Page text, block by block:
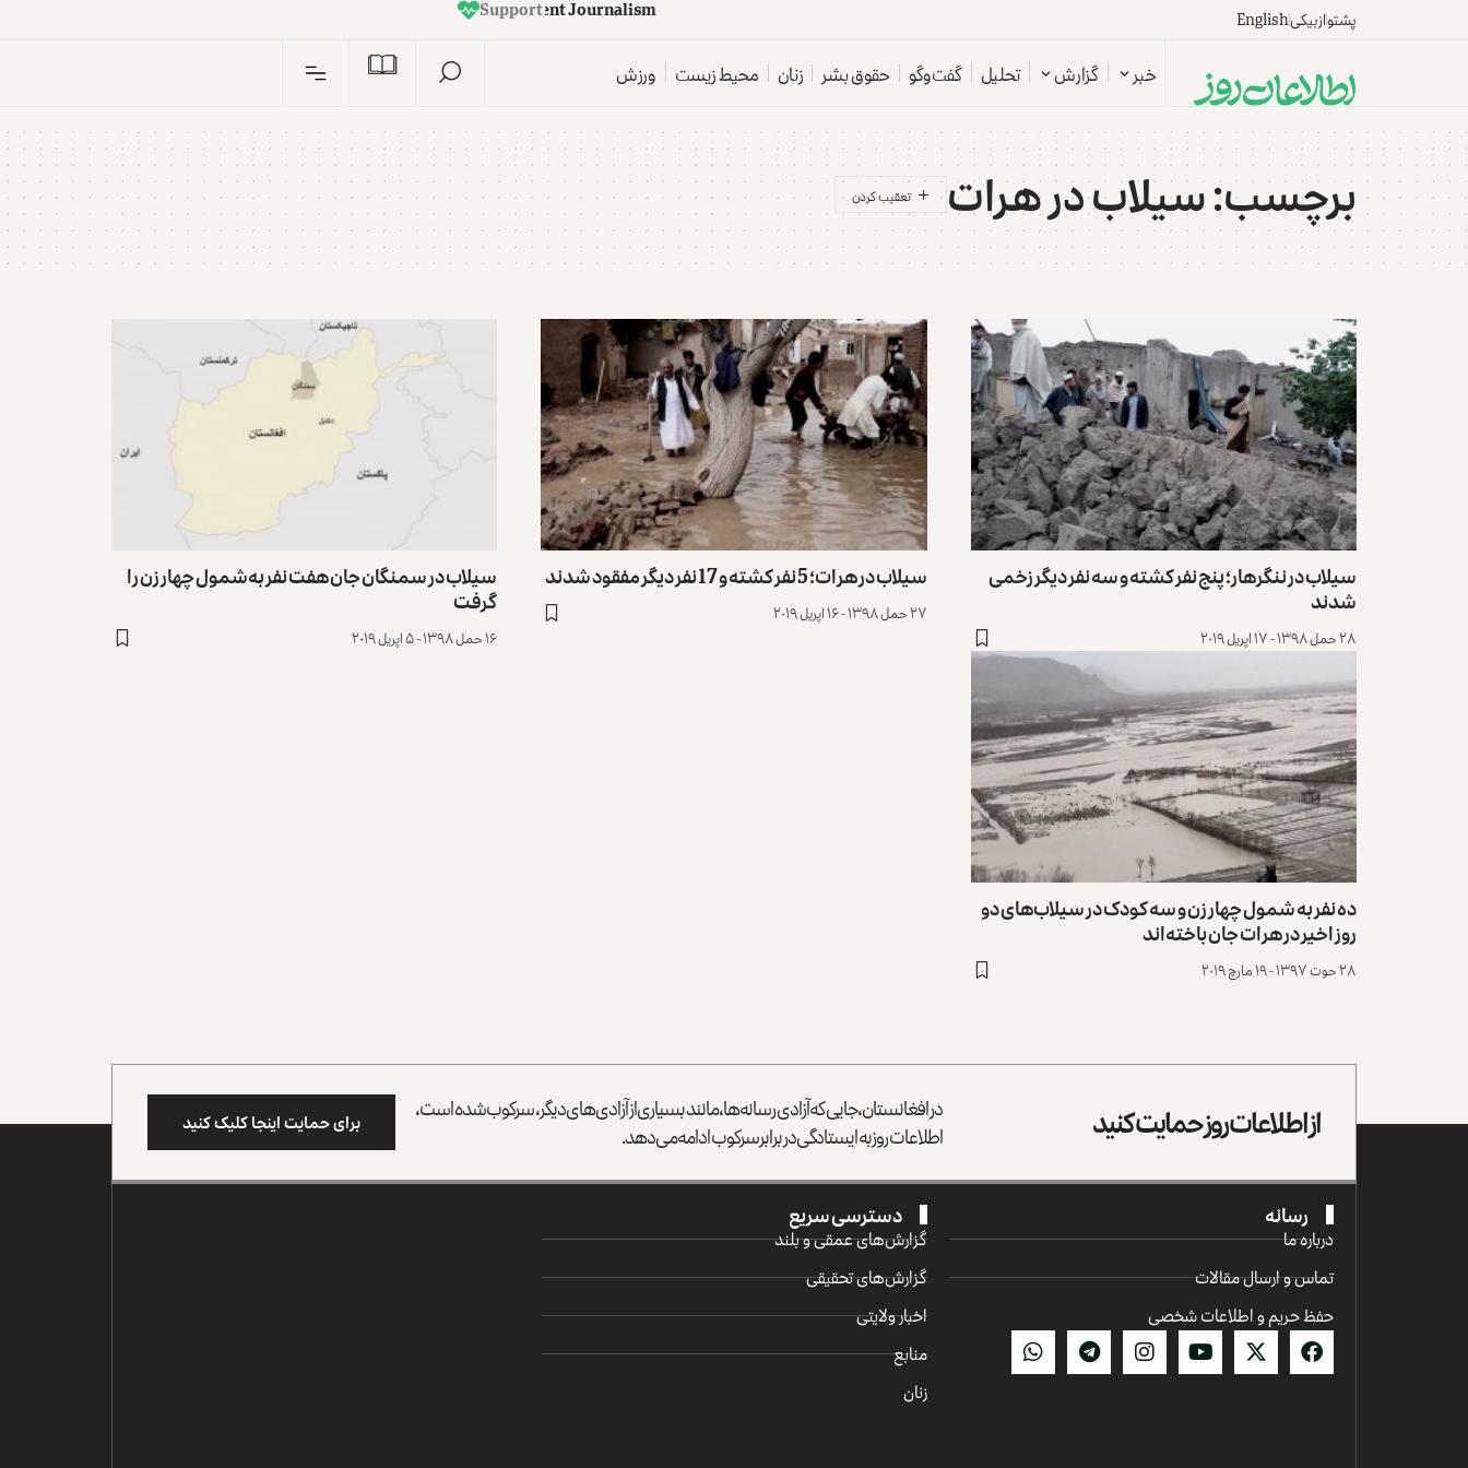
پشتوازبیکیEnglish
m
s
i
l
a
n
r
u
o
J
t
n
e
d
n
e
p
e
d
n
ISupport
خبر گزارش تحلیل گفت‌وگو حقوق بشر زنان محیط زیست ورزش
برچسب:سیلاب در هرات
سیلاب در ننگرهار؛ پنج نفر کشته و سه نفر دیگر زخمی
شدند
۲۸ حمل ۱۳۹۸ - ۱۷ اپریل ۲۰۱۹
سیلاب در هرات؛ 5 نفر کشته و 17 نفر دیگر مفقود شدند
۲۷ حمل ۱۳۹۸ - ۱۶ اپریل ۲۰۱۹
سیلاب در سمنگان جان هفت نفر به‌شمول چهار زن را
گرفت
۱۶ حمل ۱۳۹۸ - ۵ اپریل ۲۰۱۹
ده نفر به شمول چهار زن و سه کودک در سیلاب‌های دو
روز اخیر در هرات جان باخته‌اند
۲۸ حوت ۱۳۹۷ - ۱۹ مارچ ۲۰۱۹
از اطلاعات روز حمایت کنید در افغانستان، جایی که آزادی رسانه‌ها، مانند بسیاری از آزادی‌های دیگر، سرکوب شده است،
اطلاعات روز به ایستادگی در برابر سرکوب ادامه می‌دهد. برای حمایت اینجا کلیک کنید
رسانه
درباره ما
تماس و ارسال مقالات
حفظ حریم و اطلاعات شخصی
دسترسی سریع
گزارش‌‌های عمقی و بلند
گزارش‌های تحقیقی
اخبار ولایتی
منابع
زنان